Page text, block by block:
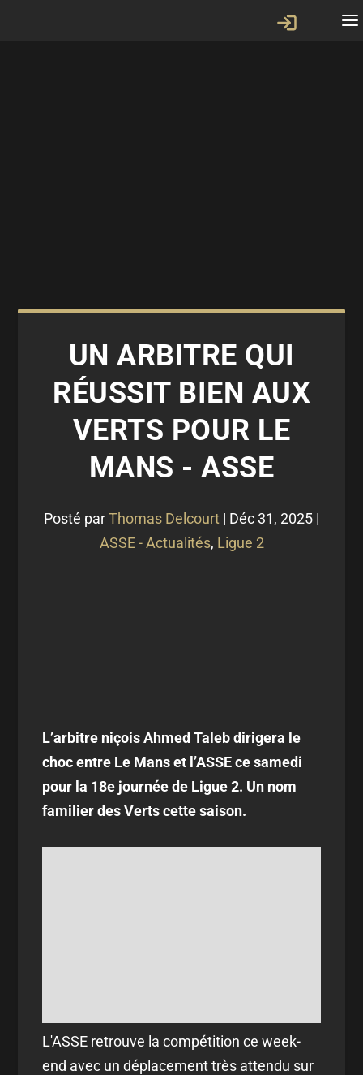
UN ARBITRE QUI
RÉUSSIT BIEN AUX
VERTS POUR LE
MANS - ASSE
Posté parThomas Delcourt | Déc 31, 2025 |
ASSE - Actualités, Ligue 2
L’arbitre niçois Ahmed Taleb dirigera le
choc entre Le Mans et l’ASSE ce samedi
pour la 18e journée de Ligue 2. Un nom
familier des Verts cette saison.
L'ASSE retrouve la compétition ce week-
end avec un déplacement très attendu sur